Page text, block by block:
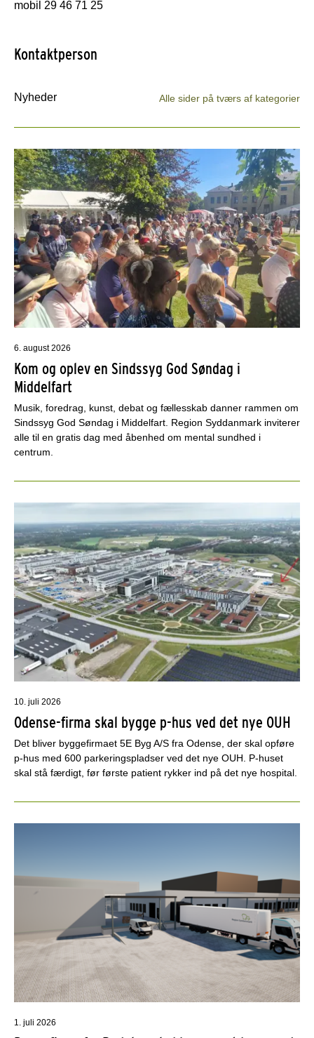
mobil 29 46 71 25
Kontaktperson
Nyheder Alle sider på tværs af kategorier
6. august 2026
Kom og oplev en Sindssyg God Søndag i
Middelfart
Musik, foredrag, kunst, debat og fællesskab danner rammen om
Sindssyg God Søndag i Middelfart. Region Syddanmark inviterer
alle til en gratis dag med åbenhed om mental sundhed i
centrum.
10. juli 2026
Odense-firma skal bygge p-hus ved det nye OUH
Det bliver byggefirmaet 5E Byg A/S fra Odense, der skal opføre
p-hus med 600 parkeringspladser ved det nye OUH. P-huset
skal stå færdigt, før første patient rykker ind på det nye hospital.
1. juli 2026